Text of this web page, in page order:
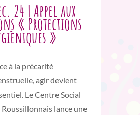
24 | Appel aux
« Protections
»
à la précarité
agir devient
Le Centre Social
lance une